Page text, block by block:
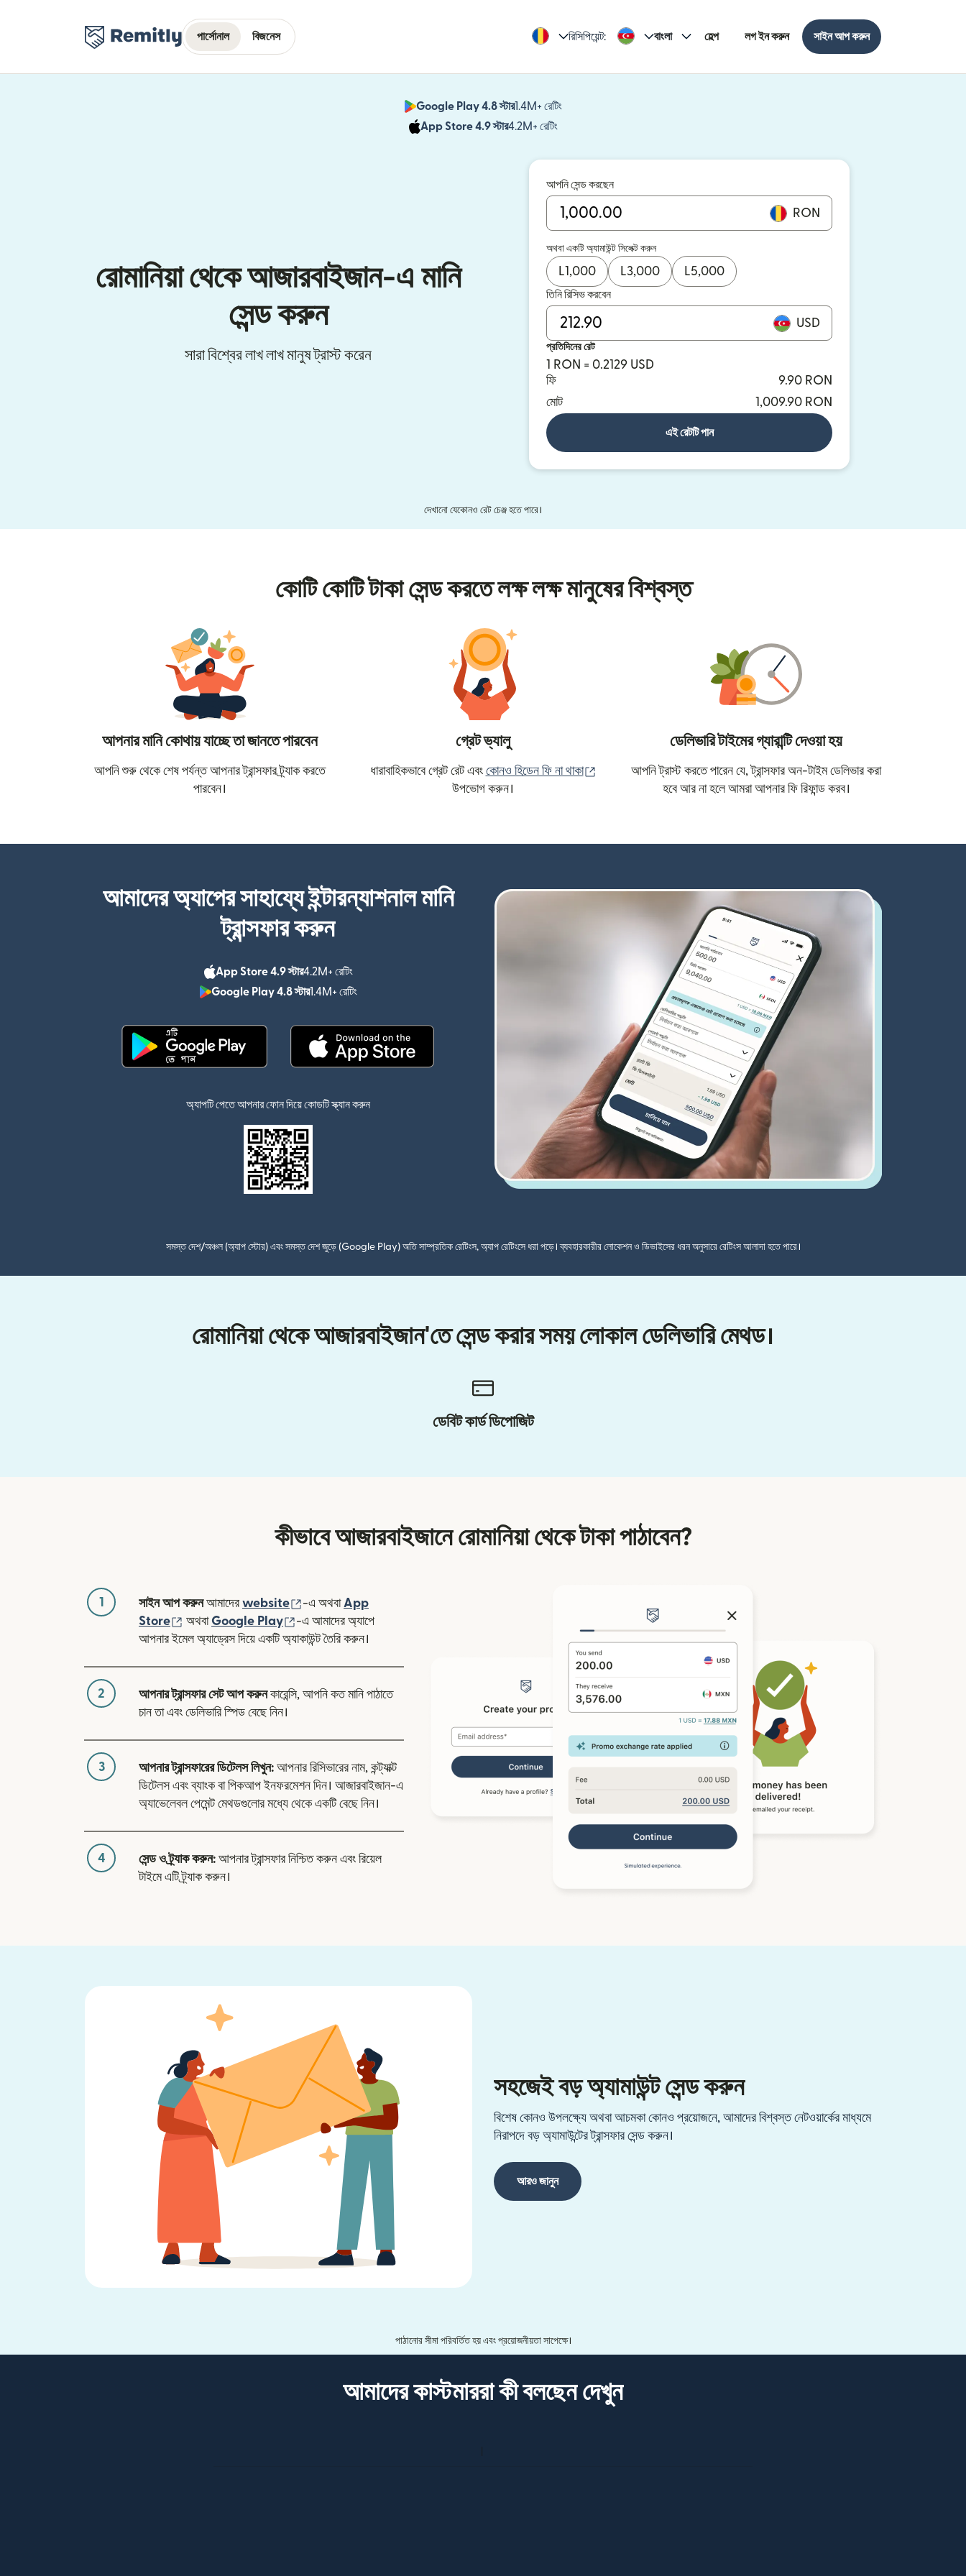
পার্সোনাল বিজনেস রিসিপিয়েন্ট: বাংলা হেল্প লগ ইন করুন সাইন আপ করুন
Google Play 4.8 স্টার1.4M+ রেটিং
App Store 4.9 স্টার4.2M+ রেটিং
রোমানিয়া থেকে আজারবাইজান-এ মানি
সেন্ড করুন
সারা বিশ্বের লাখ লাখ মানুষ ট্রাস্ট করেন
আপনি সেন্ড করছেন
RON
অথবা একটি অ্যামাউন্ট সিলেক্ট করুন
L1,000 L3,000 L5,000
তিনি রিসিভ করবেন
USD
প্রতিদিনের রেট
1 RON = 0.2129 USD
ফি
9.90 RON
মোট
1,009.90 RON
এই রেটটি পান
দেখানো যেকোনও রেট চেঞ্জ হতে পারে।
কোটি কোটি টাকা সেন্ড করতে লক্ষ লক্ষ মানুষের বিশ্বস্ত
আপনার মানি কোথায় যাচ্ছে তা জানতে পারবেন
আপনি শুরু থেকে শেষ পর্যন্ত আপনার ট্রান্সফার ট্র্যাক করতে
পারবেন।
গ্রেট ভ্যালু
ধারাবাহিকভাবে গ্রেট রেট এবং কোনও হিডেন ফি না থাকা
(নতুন উইন্ডোতে খুলবে)
উপভোগ করুন।
ডেলিভারি টাইমের গ্যারান্টি দেওয়া হয়
আপনি ট্রাস্ট করতে পারেন যে, ট্রান্সফার অন-টাইম ডেলিভার করা
হবে আর না হলে আমরা আপনার ফি রিফান্ড করব।
আমাদের অ্যাপের সাহায্যে ইন্টারন্যাশনাল মানি
ট্রান্সফার করুন
App Store 4.9 স্টার4.2M+ রেটিং
Google Play 4.8 স্টার1.4M+ রেটিং
অ্যাপটি পেতে আপনার ফোন দিয়ে কোডটি স্ক্যান করুন
সমস্ত দেশ/অঞ্চল (অ্যাপ স্টোর) এবং সমস্ত দেশ জুড়ে (Google Play) অতি সাম্প্রতিক রেটিংস, অ্যাপ রেটিংসে ধরা পড়ে। ব্যবহারকারীর লোকেশন ও ডিভাইসের ধরন অনুসারে রেটিংস আলাদা হতে পারে।
রোমানিয়া থেকে আজারবাইজান'তে সেন্ড করার সময় লোকাল ডেলিভারি মেথড।
ডেবিট কার্ড ডিপোজিট
কীভাবে আজারবাইজানে রোমানিয়া থেকে টাকা পাঠাবেন?
1 সাইন আপ করুনআমাদেরwebsite (নতুন উইন্ডোতে খুলবে)
-এ অথবা App
Store
(নতুন উইন্ডোতে খুলবে)
অথবা Google Play (নতুন উইন্ডোতে খুলবে)
-এ আমাদের অ্যাপে
আপনার ইমেল অ্যাড্রেস দিয়ে একটি অ্যাকাউন্ট তৈরি করুন।
2 আপনার ট্রান্সফার সেট আপ করুনকারেন্সি, আপনি কত মানি পাঠাতে
চান তা এবং ডেলিভারি স্পিড বেছে নিন।
3 আপনার ট্রান্সফারের ডিটেলস লিখুন: আপনার রিসিভারের নাম, কন্ট্যাক্ট
ডিটেলস এবং ব্যাংক বা পিকআপ ইনফরমেশন দিন। আজারবাইজান-এ
অ্যাভেলেবল পেমেন্ট মেথডগুলোর মধ্যে থেকে একটি বেছে নিন।
4 সেন্ড ও ট্র্যাক করুন: আপনার ট্রান্সফার নিশ্চিত করুন এবং রিয়েল
টাইমে এটি ট্র্যাক করুন।
সহজেই বড় অ্যামাউন্ট সেন্ড করুন
বিশেষ কোনও উপলক্ষ্যে অথবা আচমকা কোনও প্রয়োজনে, আমাদের বিশ্বস্ত নেটওয়ার্কের মাধ্যমে
নিরাপদে বড় অ্যামাউন্টের ট্রান্সফার সেন্ড করুন।
আরও জানুন
পাঠানোর সীমা পরিবর্তিত হয় এবং প্রয়োজনীয়তা সাপেক্ষে।
আমাদের কাস্টমাররা কী বলছেন দেখুন